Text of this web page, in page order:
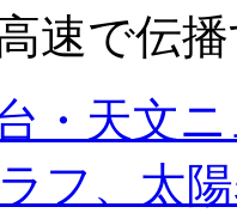
速で伝
・天文
フ、太